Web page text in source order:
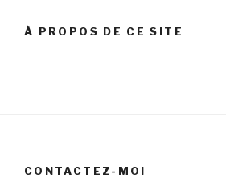
À PROPOS DE CE SITE
CONTACTEZ-MOI